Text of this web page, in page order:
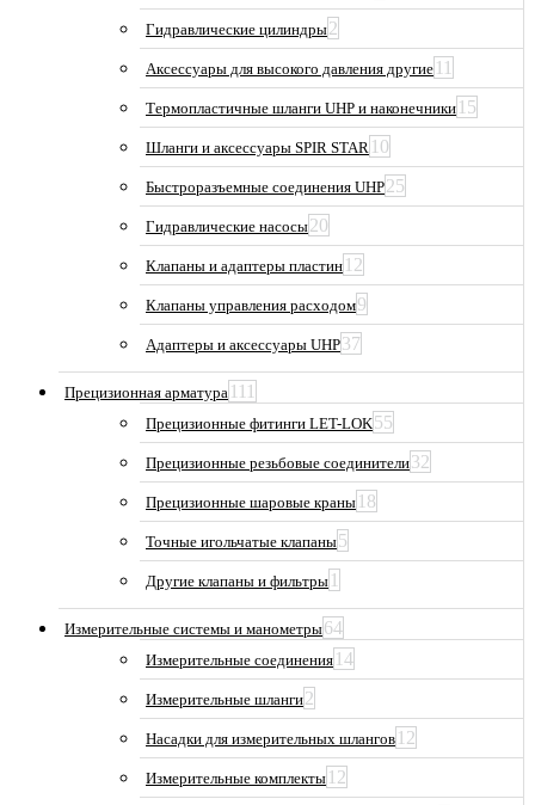
Гидравлические цилиндры2
Аксессуары для высокого давления другие 11
Термопластичные шланги UHP и наконечники 15
Шланги и аксессуары SPIR STAR 10
Быстроразъемные соединения UHP25
Гидравлические насосы20
Клапаны и адаптеры пластин 12
Клапаны управления расходом9
Адаптеры и аксессуары UHP37
Прецизионная арматура 111
Прецизионные фитинги LET-LOK55
Прецизионные резьбовые соединители32
Прецизионные шаровые краны 18
Точные игольчатые клапаны5
Другие клапаны и фильтры 1
Измерительные системы и манометры64
Измерительные соединения 14
Измерительные шланги2
Насадки для измерительных шлангов 12
Измерительные комплекты 12